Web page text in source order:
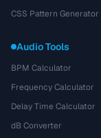
CSS Pattern Generator
Audio Tools
BPM Calculator
Frequency Calculator
Delay Time Calculator
dB Converter